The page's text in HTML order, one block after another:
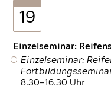
19
Einzelseminar:
Einzelseminar:
8.30—16.30 Uhr